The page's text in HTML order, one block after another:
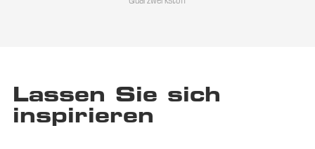
Lassen Sie sich
inspirieren